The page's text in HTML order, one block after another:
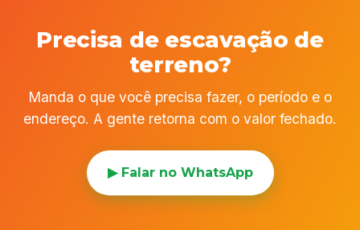
Precisa de escavação de
terreno?
Manda o que você precisa fazer, o período e o
endereço. A gente retorna com o valor fechado.
▶ Falar no WhatsApp